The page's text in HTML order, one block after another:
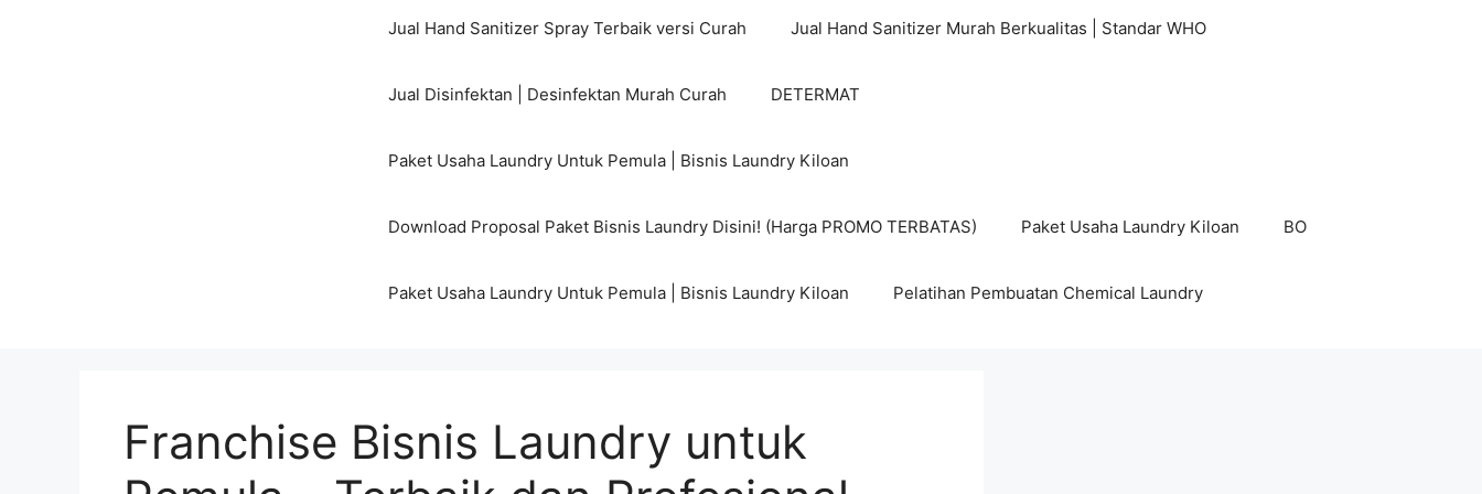
Jual Hand Sanitizer Spray Terbaik versi Curah Jual Hand Sanitizer Murah Berkualitas | Standar WHO
Jual Disinfektan | Desinfektan Murah Curah DETERMAT
Paket Usaha Laundry Untuk Pemula | Bisnis Laundry Kiloan
Download Proposal Paket Bisnis Laundry Disini! (Harga PROMO TERBATAS) Paket Usaha Laundry Kiloan BO
Paket Usaha Laundry Untuk Pemula | Bisnis Laundry Kiloan Pelatihan Pembuatan Chemical Laundry
Franchise Bisnis Laundry untuk